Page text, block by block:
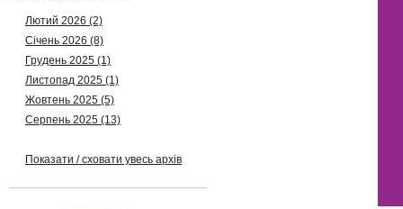
Лютий 2026 (2)
Січень 2026 (8)
Грудень 2025 (1)
Листопад 2025 (1)
Жовтень 2025 (5)
Серпень 2025 (13)
Показати / сховати увесь архів